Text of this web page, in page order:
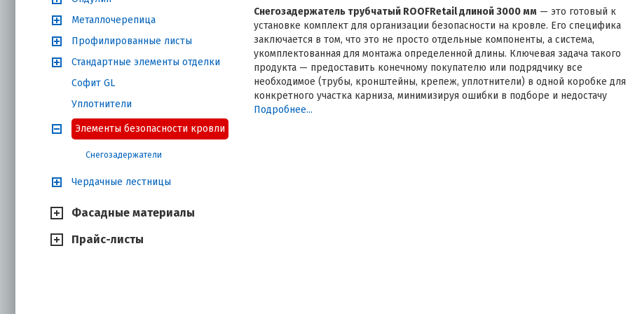
Металлочерепица
Профилированные листы
Стандартные элементы отделки
Софит GL
Уплотнители
Элементы безопасности кровли
Снегозадержатели
Чердачные лестницы
Фасадные материалы
Прайс-листы
Снегозадержатель трубчатый ROOFRetail длиной 3000 мм — это готовый к
установке комплект для организации безопасности на кровле. Его специфика
заключается в том, что это не просто отдельные компоненты, а система,
укомплектованная для монтажа определенной длины. Ключевая задача такого
продукта — предоставить конечному покупателю или подрядчику все
необходимое (трубы, кронштейны, крепеж, уплотнители) в одной коробке для
конкретного участка карниза, минимизируя ошибки в подборе и недостачу
элементов. Данный обзор проведет экспертизу требований к подобным
Подробнее...